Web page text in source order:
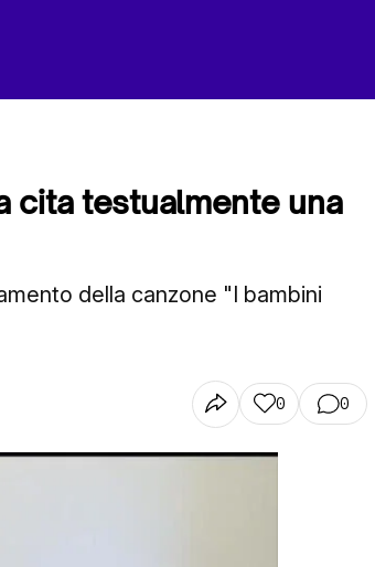
cita testualmente una
della canzone "I bambini
0 0